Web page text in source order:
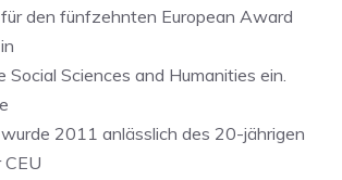
den fünfzehnten European Award
Social Sciences and Humanities ein.
2011 anlässlich des 20-jährigen